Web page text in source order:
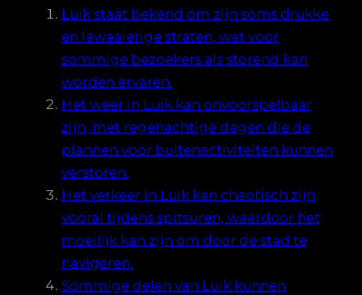
Luik staat bekend om zijn soms drukke
en lawaaierige straten, wat voor
sommige bezoekers als storend kan
worden ervaren.
Het weer in Luik kan onvoorspelbaar
zijn, met regenachtige dagen die de
plannen voor buitenactiviteiten kunnen
verstoren.
Het verkeer in Luik kan chaotisch zijn,
vooral tijdens spitsuren, waardoor het
moeilijk kan zijn om door de stad te
navigeren.
Sommige delen van Luik kunnen